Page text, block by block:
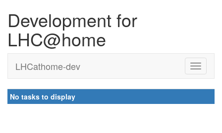
Development for
LHC@home
LHCathome-dev
No tasks to display